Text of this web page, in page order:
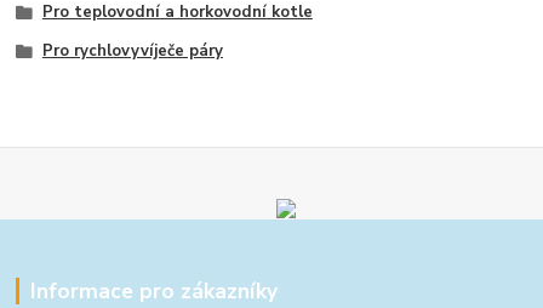
Pro teplovodní a horkovodní kotle
Pro rychlovyvíječe páry
Informace pro zákazníky